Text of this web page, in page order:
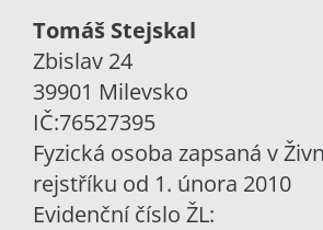
Tomáš Stejskal
Zbislav 24
39901 Milevsko
IČ:76527395
Fyzická osoba zapsaná v
rejstříku od 1. února 2010
Evidenční číslo ŽL: